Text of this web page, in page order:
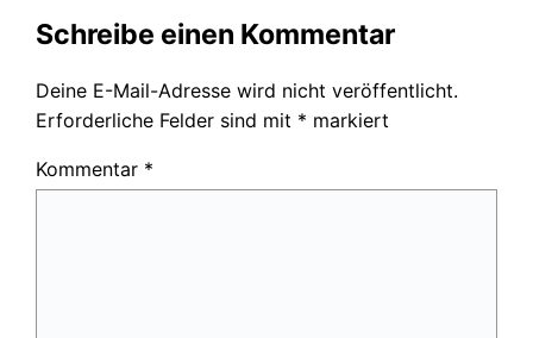
Schreibe einen Kommentar
Deine E-Mail-Adresse wird nicht veröffentlicht.
Erforderliche Felder sind mit * markiert
Kommentar *